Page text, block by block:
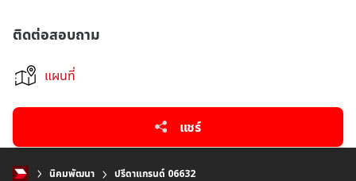
ติดต่อสอบถาม
แผนที่
แชร์
นิคมพัฒนา ปรีดาแกรนด์ 06632